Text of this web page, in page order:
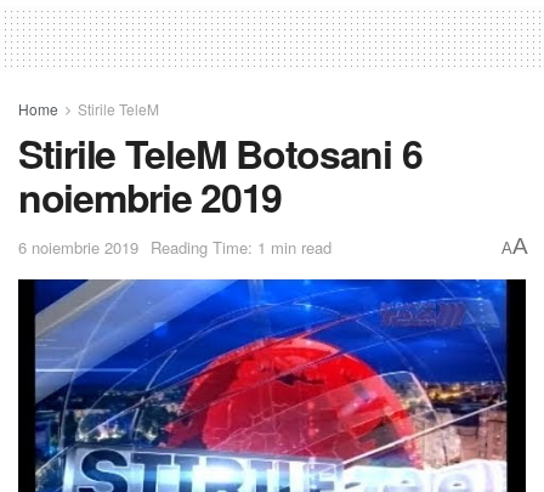
Home Stirile TeleM
Stirile TeleM Botosani 6
noiembrie 2019
6 noiembrie 2019 Reading Time: 1 min read AA